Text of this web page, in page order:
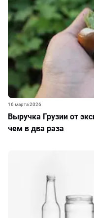
Выручка Грузии от
чем в два раза
16 марта 2026